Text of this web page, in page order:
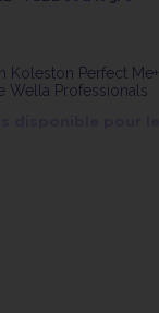
Koleston Perfect Me+
Wella Professionals